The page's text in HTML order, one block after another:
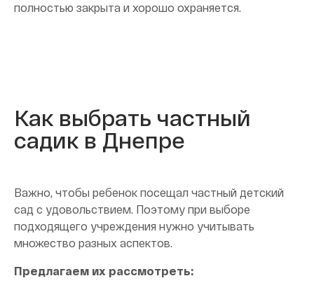
полностью закрыта и хорошо охраняется.
Как выбрать частный
садик в Днепре
Важно, чтобы ребенок посещал частный детский
сад с удовольствием. Поэтому при выборе
подходящего учреждения нужно учитывать
множество разных аспектов.
Предлагаем их рассмотреть: